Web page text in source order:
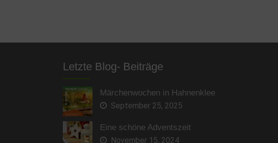
Letzte Blog- Beiträge
Märchenwochen in Hahnenklee
September 25, 2025
Eine schöne Adventszeit
November 15, 2024